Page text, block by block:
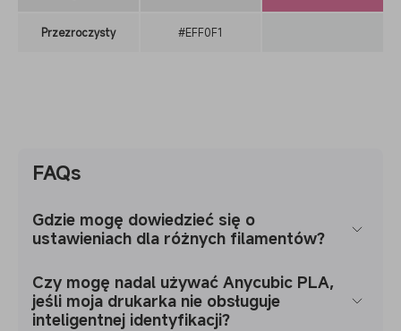
Przezroczysty #EFF0F1
FAQs
Gdzie mogę dowiedzieć się o
ustawieniach dla różnych filamentów?
Czy mogę nadal używać Anycubic PLA,
jeśli moja drukarka nie obsługuje
inteligentnej identyfikacji?